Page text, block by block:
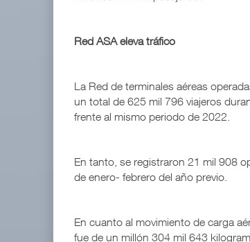
Red ASA eleva tráfico
La Red de terminales aéreas
un total de 625 mil 796 viajeros
frente al mismo periodo de 2022.
En tanto, se registraron 21 mil 908
de enero- febrero del año previo.
En cuanto al movimiento de carga
fue de un millón 304 mil 643